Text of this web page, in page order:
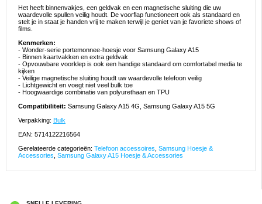
Het heeft binnenvakjes, een geldvak en een magnetische sluiting die uw
waardevolle spullen veilig houdt. De voorflap functioneert ook als standaard en
stelt je in staat je handen vrij te maken terwijl je geniet van je favoriete shows of
films.
Kenmerken:
- Wonder-serie portemonnee-hoesje voor Samsung Galaxy A15
- Binnen kaartvakken en extra geldvak
- Opvouwbare voorklep is ook een handige standaard om comfortabel media te
kijken
- Veilige magnetische sluiting houdt uw waardevolle telefoon veilig
- Lichtgewicht en voegt niet veel bulk toe
- Hoogwaardige combinatie van polyurethaan en TPU
Compatibiliteit: Samsung Galaxy A15 4G, Samsung Galaxy A15 5G
Verpakking: Bulk
EAN: 5714122216564
Gerelateerde categorieën: Telefoon accessoires Samsung Hoesje &
Accessories Samsung Galaxy A15 Hoesje & Accessories